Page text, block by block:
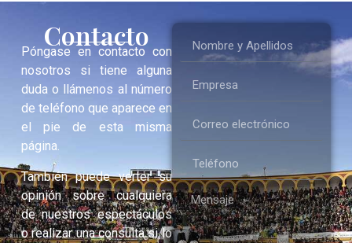
Contacto
Póngase en contacto con
nosotros si tiene alguna
duda o llámenos al número
de teléfono que aparece en
el pie de esta misma
página.
También puede verter su
opinión sobre cualquiera
de nuestros espectáculos
o realizar una consulta si lo